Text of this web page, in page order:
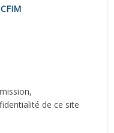
de ce site